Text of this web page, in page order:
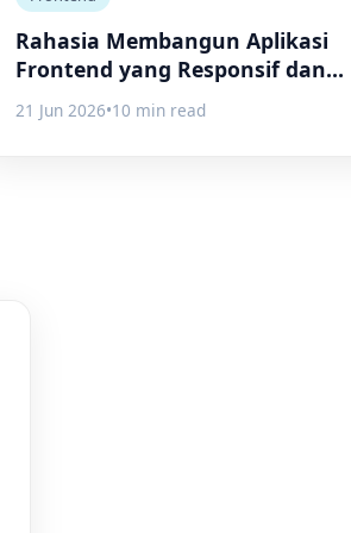
Rahasia Membangun Aplikasi
Frontend yang Responsif dan
Efisien
21 Jun 2026•10 min read